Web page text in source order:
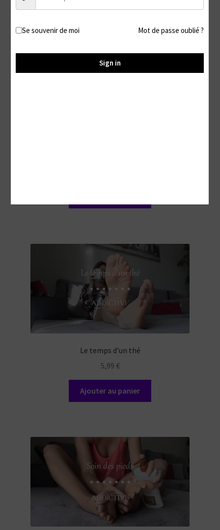
Le temps d’un thé
5,99 €
Ajouter au panier
Se souvenir de moi Mot de passe oublié ?
Sign in